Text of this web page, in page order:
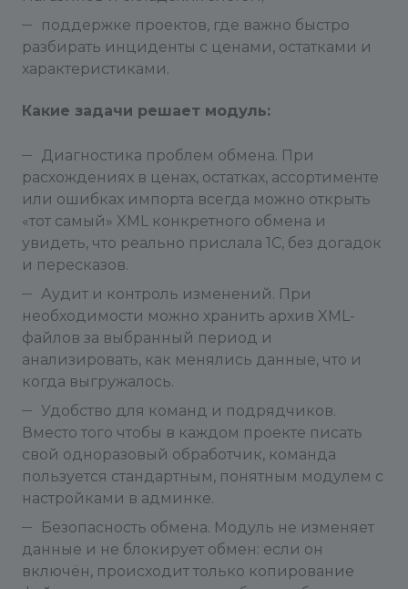
поддержке проектов, где важно быстро
разбирать инциденты с ценами, остатками и
характеристиками.
Какие задачи решает модуль:
Диагностика проблем обмена. При
расхождениях в ценах, остатках, ассортименте
или ошибках импорта всегда можно открыть
«тот самый» XML конкретного обмена и
увидеть, что реально прислала 1С, без догадок
и пересказов.
Аудит и контроль изменений. При
необходимости можно хранить архив XML-
файлов за выбранный период и
анализировать, как менялись данные, что и
когда выгружалось.
Удобство для команд и подрядчиков.
Вместо того чтобы в каждом проекте писать
свой одноразовый обработчик, команда
пользуется стандартным, понятным модулем с
настройками в админке.
Безопасность обмена. Модуль не изменяет
данные и не блокирует обмен: если он
включён, происходит только копирование